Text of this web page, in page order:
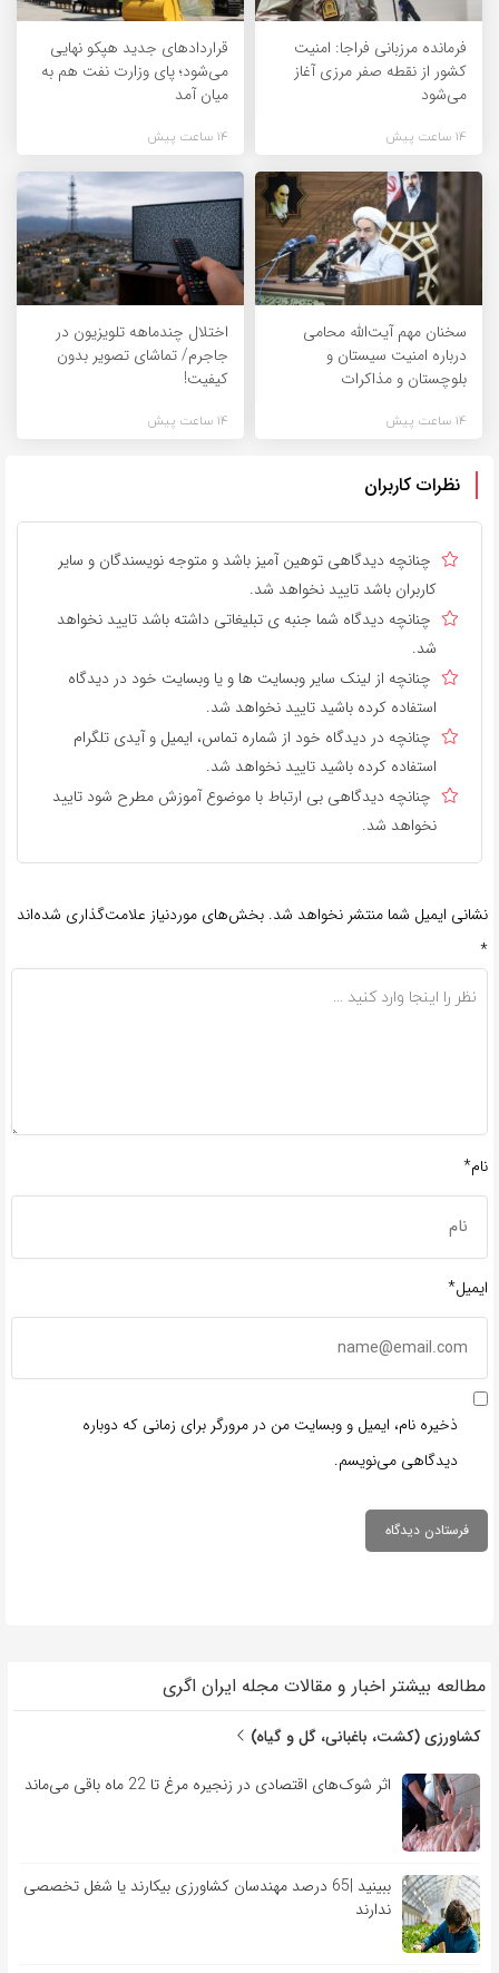
فرمانده مرزبانی فراجا: امنیت
کشور از نقطه صفر مرزی آغاز
می‌شود
14 ساعت پیش
قراردادهای جدید هپکو نهایی
می‌شود؛ پای وزارت نفت هم به
میان آمد
14 ساعت پیش
سخنان مهم آیت‌الله محامی
درباره امنیت سیستان و
بلوچستان و مذاکرات
14 ساعت پیش
اختلال چندماهه تلویزیون در
جاجرم/ تماشای تصویر بدون
کیفیت!
14 ساعت پیش
نظرات کاربران
چنانچه دیدگاهی توهین آمیز باشد و متوجه نویسندگان و سایر
کاربران باشد تایید نخواهد شد.
چنانچه دیدگاه شما جنبه ی تبلیغاتی داشته باشد تایید نخواهد
شد.
چنانچه از لینک سایر وبسایت ها و یا وبسایت خود در دیدگاه
استفاده کرده باشید تایید نخواهد شد.
چنانچه در دیدگاه خود از شماره تماس، ایمیل و آیدی تلگرام
استفاده کرده باشید تایید نخواهد شد.
چنانچه دیدگاهی بی ارتباط با موضوع آموزش مطرح شود تایید
نخواهد شد.
نشانی ایمیل شما منتشر نخواهد شد. بخش‌های موردنیاز علامت‌گذاری شده‌اند
*
نام*
ایمیل*
ذخیره نام، ایمیل و وبسایت من در مرورگر برای زمانی که دوباره
دیدگاهی می‌نویسم.
مطالعه بیشتر اخبار و مقالات مجله ایران اگری
کشاورزی (کشت، باغبانی، گل و گیاه)
اثر شوک‌های اقتصادی در زنجیره مرغ تا 22 ماه باقی می‌ماند
ببینید |65 درصد مهندسان کشاورزی بیکارند یا شغل تخصصی
ندارند